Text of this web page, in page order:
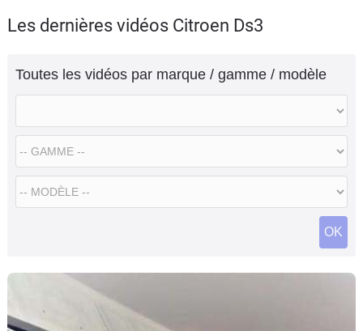
Les dernières vidéos Citroen Ds3
Toutes les vidéos par marque / gamme / modèle
OK